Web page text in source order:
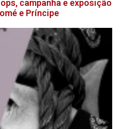
campanha e exposição
e Príncipe